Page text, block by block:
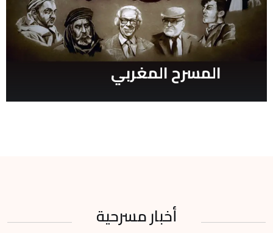
المسرح المغربي
أخبار مسرحية